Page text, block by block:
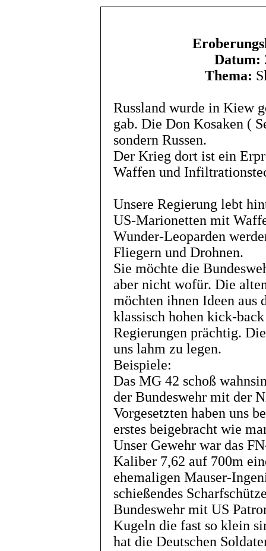
Datum:
Thema:
Russland wurde in Kiew
gab. Die Don Kosaken (
sondern Russen.
Der Krieg dort ist ein
Waffen und
Unsere Regierung lebt
US-Marionetten mit
Wunder-Leoparden
Fliegern und Drohnen.
Sie möchte die
aber nicht wofür. Die
möchten ihnen Ideen
klassisch hohen kick-
Regierungen prächtig.
uns lahm zu legen.
Beispiele:
Das MG 42 schoß
der Bundeswehr mit der
Vorgesetzten haben uns
erstes beigebracht wie
Unser Gewehr war das
Kaliber 7,62 auf 700m
ehemaligen Mauser-
schießendes
Bundeswehr mit US
Kugeln die fast so klein
hat die Deutschen